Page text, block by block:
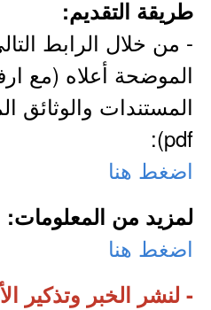
طريقة التقديم:
- من خلال الرابط
الموضحة أعلاه (مع
المستندات والوثائق
pdf):
اضغط هنا
لمزيد من المعلومات:
اضغط هنا
- لنشر الخبر وتذكير